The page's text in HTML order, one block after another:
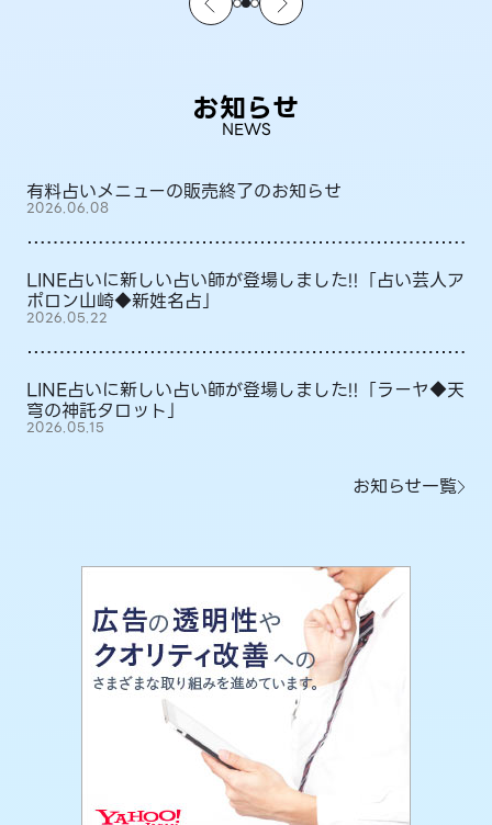
お知らせ
NEWS
有料占いメニューの販売終了のお知らせ
2026.06.08
LINE占いに新しい占い師が登場しました!!「占い芸人ア
ポロン山崎◆新姓名占」
2026.05.22
LINE占いに新しい占い師が登場しました!!「ラーヤ◆天
穹の神託タロット」
2026.05.15
お知らせ一覧